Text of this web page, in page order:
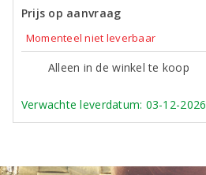
Prijs op aanvraag
Momenteel niet leverbaar
Alleen in de winkel te koop
Verwachte leverdatum: 03-12-2026